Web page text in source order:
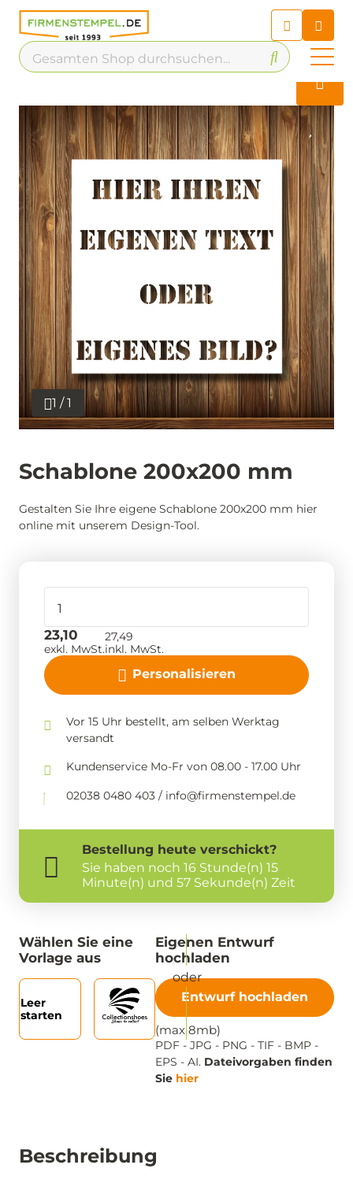
Chatbot
Chatten Sie 24/7 mit unserem
hilfreichen Chatbot
Kontakt
Beschreibung
1 / 1
Schablone 200x200 mm
Gestalten Sie Ihre eigene Schablone 200x200 mm hier
online mit unserem Design-Tool.
Personalisieren
23,10
exkl. MwSt.
27,49
inkl. MwSt.
Vor 15 Uhr bestellt, am selben Werktag
versandt
Kundenservice Mo-Fr von 08.00 - 17.00 Uhr
02038 0480 403 / info@firmenstempel.de
Bestellung heute verschickt?
Sie haben noch 16 Stunde(n) 15
Minute(n) und 57 Sekunde(n) Zeit
Wählen Sie eine
Vorlage aus
Leer
starten
Eigenen Entwurf
hochladen
Entwurf hochladen
(max 8mb)
PDF - JPG - PNG - TIF - BMP -
EPS - AI. Dateivorgaben finden
Sie hier